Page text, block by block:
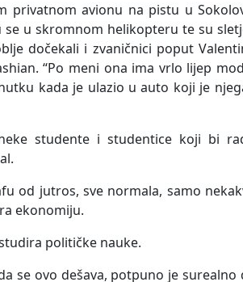
privatnom avionu na pistu u
se u skromnom helikopteru te su
dočekali i zvaničnici poput
“Po meni ona ima vrlo lijep
kada je ulazio u auto koji je
studente i studentice koji bi
od jutros, sve normala, samo
ekonomiju.
političke nauke.
se ovo dešava, potpuno je surealno